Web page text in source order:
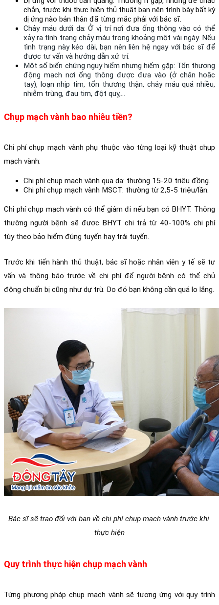
chắn, trước khi thực hiện thủ thuật bạn nên trình bày bất kỳ
dị ứng nào bản thân đã từng mắc phải với bác sĩ.
Chảy máu dưới da: Ở vị trí nơi đưa ống thông vào có thể
xảy ra tình trạng chảy máu trong khoảng một vài ngày. Nếu
tình trạng này kéo dài, bạn nên liên hệ ngay với bác sĩ để
được tư vấn và hướng dẫn xử trí.
Một số biến chứng nguy hiểm nhưng hiếm gặp: Tổn thương
động mạch nơi ống thông được đưa vào (ở chân hoặc
tay), loạn nhịp tim, tổn thương thận, chảy máu quá nhiều,
nhiễm trùng, đau tim, đột quỵ,...
Chụp mạch vành bao nhiêu tiền?
Chi phí chụp mạch vành phụ thuộc vào từng loại kỹ thuật chụp
mạch vành:
Chi phí chụp mạch vành qua da: thường 15-20 triệu đồng.
Chi phí chụp mạch vành MSCT: thường từ 2,5-5 triệu/lần.
Chi phí chụp mạch vành có thể giảm đi nếu bạn có BHYT. Thông
thường người bệnh sẽ được BHYT chi trả từ 40-100% chi phí
tùy theo bảo hiểm đúng tuyến hay trái tuyến.
Trước khi tiến hành thủ thuật, bác sĩ hoặc nhân viên y tế sẽ tư
vấn và thông báo trước về chi phí để người bệnh có thể chủ
động chuẩn bị cũng như dự trù. Do đó bạn không cần quá lo lắng.
Bác sĩ sẽ trao đổi với bạn về chi phí chụp mạch vành trước khi
thực hiện
Quy trình thực hiện chụp mạch vành
Từng phương pháp chụp mạch vành sẽ tương ứng với quy trình